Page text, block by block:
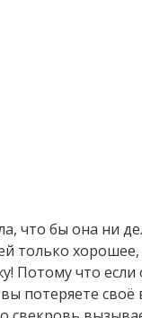
что бы она ни
только
Потому что если
потеряете своё